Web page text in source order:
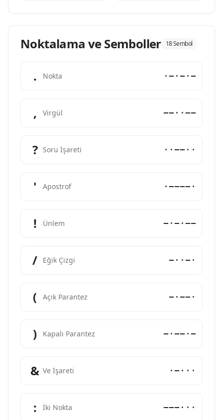
Noktalama ve Semboller 18 Sembol
. Nokta ·−·−·−
, Virgül −−··−−
? Soru İşareti ··−−··
' Apostrof ·−−−−·
! Ünlem −·−·−−
/ Eğik Çizgi −··−·
( Açık Parantez −·−−·
) Kapalı Parantez −·−−·−
& Ve İşareti ·−···
: İki Nokta −−−···